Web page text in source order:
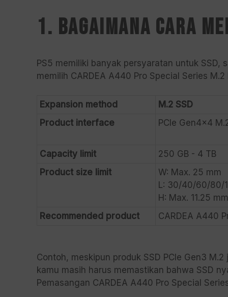
1. Bagaimana cara
PS5 memiliki banyak persyaratan untuk SSD,
memilih CARDEA A440 Pro Special Series
Expansion method M.2 SSD
Product interface
PCIe Gen4x4
Capacity limit
250 GB - 4 TB
Product size limit
W: Max. 25 mm
L: 30/40/60/80/
H: Max. 11.25 mm
Recommended product CARDEA A440
Contoh, meskipun produk SSD PCIe Gen3
kamu masih harus memastikan bahwa SSD
Pemasangan CARDEA A440 Pro Special